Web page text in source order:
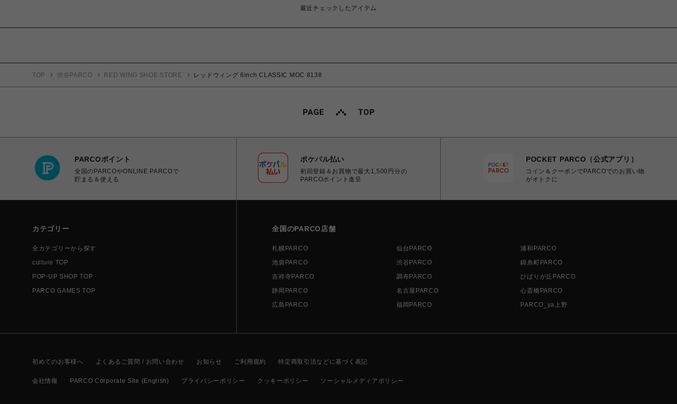
最近チェックしたアイテム
TOP 渋谷PARCO RED WING SHOE STORE レッドウィング 6inch CLASSIC MOC 8138
PARCOポイント
全国のPARCOやONLINE PARCOで
貯まる＆使える
ポケパル払い
初回登録＆お買物で最大1,500円分の
PARCOポイント進呈
POCKET PARCO（公式アプリ）
コイン＆クーポンでPARCOでのお買い物
がオトクに
カテゴリー
全カテゴリーから探す
culture TOP
POP-UP SHOP TOP
PARCO GAMES TOP
全国のPARCO店舗
札幌PARCO 仙台PARCO
浦和PARCO
池袋PARCO
渋谷PARCO
錦糸町PARCO
吉祥寺PARCO
調布PARCO
ひばりが丘PARCO
静岡PARCO
名古屋PARCO
心斎橋PARCO
広島PARCO
福岡PARCO PARCO_ya上野
初めてのお客様へ よくあるご質問 / お問い合わせ お知らせ ご利用規約 特定商取引法などに基づく表記
会社情報 PARCO Corporate Site (English) プライバシーポリシー クッキーポリシー ソーシャルメディアポリシー